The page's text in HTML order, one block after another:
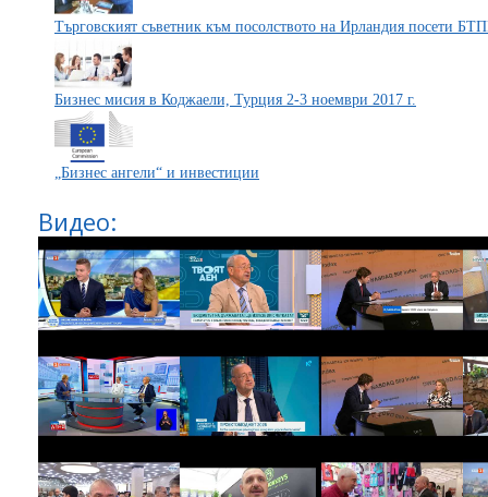
Търговският съветник към посолството на Ирландия посети
Бизнес мисия в Коджаели, Турция 2-3 ноември 2017 г.
„Бизнес ангели“ и инвестиции
Видео: